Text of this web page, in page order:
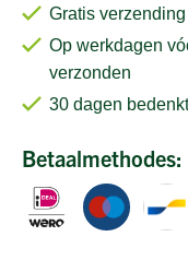
Gratis
Op werkdagen
verzonden
30 dagen
Betaalmethodes: